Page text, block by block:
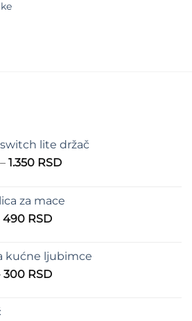
lite držač
– 1.350 RSDRaspon
1.250 RSD
za mace
490 RSDRaspon
390 RSD
do
kućne ljubimce
300 RSDRaspon